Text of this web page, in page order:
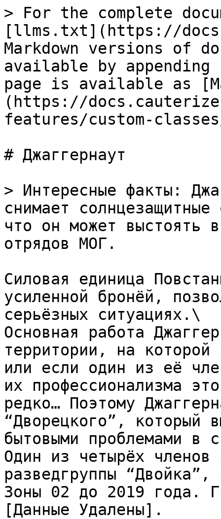
> For the complete
[llms.txt](https://
Markdown versions of
available by
page is available as
(https://
features/custom-
# Джаггернаут
> Интересные факты:
снимает
что он может выстоять
отрядов МОГ.
Силовая единица
усиленной бронёй,
серьёзных ситуациях.\
Основная работа
территории, на которой
или если один из её
их профессионализма
редко… Поэтому
“Дворецкого”, который
бытовыми проблемами в
Один из четырёх членов
разведгруппы “Двойка”,
Зоны 02 до 2019 года.
[Данные Удалены].